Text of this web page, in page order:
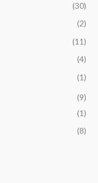
(30)
(2)
(11)
(4)
(1)
(9)
(1)
(8)